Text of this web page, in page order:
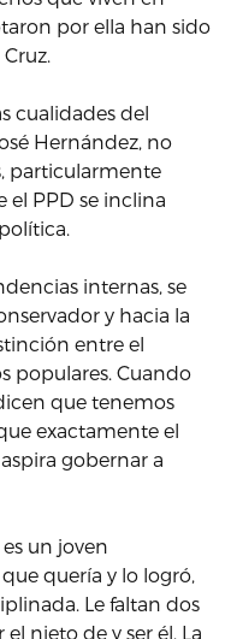
por ella han sido
cualidades del
Hernández, no
particularmente
el PPD se inclina
internas, se
y hacia la
entre el
populares. Cuando
que tenemos
exactamente el
gobernar a
un joven
quería y lo logró,
Le faltan dos
nieto de y ser él. La